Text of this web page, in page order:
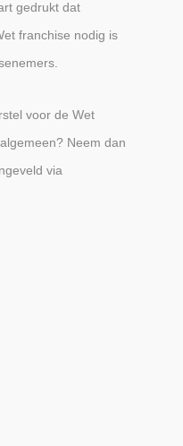
gedrukt dat
franchise nodig is
voor de Wet
Neem dan
via